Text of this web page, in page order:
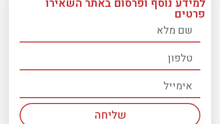
למידע נוסף ופרסום באתר השאירו
פרטים
שליחה